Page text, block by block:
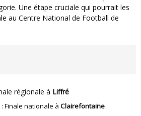
Une étape cruciale qui pourrait les
au Centre National de Football de
régionale à Liffré
: Finale nationale à Clairefontaine